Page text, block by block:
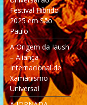
Festival Híbrido
2025 em São
Paulo
A Origem da Iaush
– Aliança
Internacional de
Xamanismo
Universal